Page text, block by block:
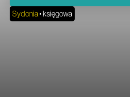
Sydonia• księgowa